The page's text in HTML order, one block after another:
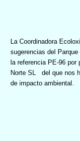
La Coordinadora
sugerencias del
la referencia PE-96 por
Norte SL
del que nos
de impacto ambiental.